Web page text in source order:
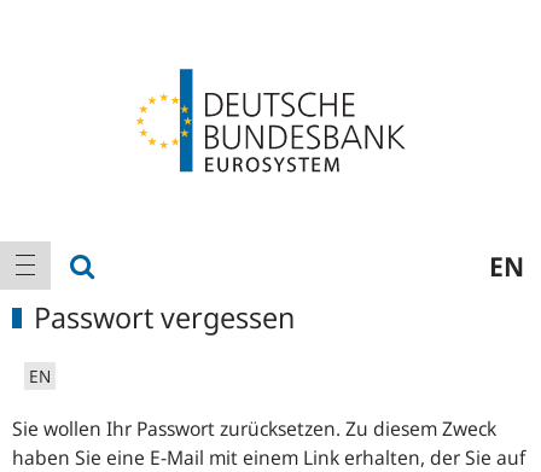
Hauptnavigation
Navigation anzeigen EN
Passwort vergessen
EN
Sie wollen Ihr Passwort zurücksetzen. Zu diesem Zweck
haben Sie eine E-Mail mit einem Link erhalten, der Sie auf